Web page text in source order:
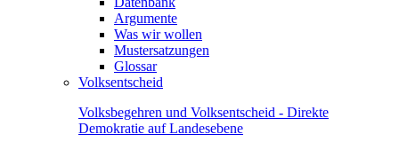
Argumente
Was wir wollen
Mustersatzungen
Glossar
Volksentscheid
Volksbegehren und Volksentscheid - Direkte
Demokratie auf Landesebene